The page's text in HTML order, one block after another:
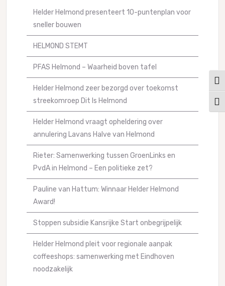
Helder Helmond presenteert 10-puntenplan voor
sneller bouwen
HELMOND STEMT
PFAS Helmond – Waarheid boven tafel
Helder Helmond zeer bezorgd over toekomst
streekomroep Dit Is Helmond
Helder Helmond vraagt opheldering over
annulering Lavans Halve van Helmond
Rieter: Samenwerking tussen GroenLinks en
PvdA in Helmond – Een politieke zet?
Pauline van Hattum: Winnaar Helder Helmond
Award!
Stoppen subsidie Kansrijke Start onbegrijpelijk
Helder Helmond pleit voor regionale aanpak
coffeeshops: samenwerking met Eindhoven
noodzakelijk